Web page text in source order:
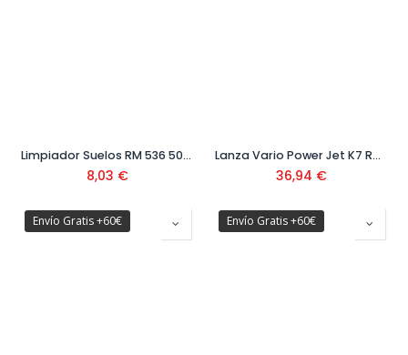
Limpiador Suelos RM 536 500 ML Ref. 6.295-944.0
8,03 €
Lanza Vario Power Jet K7 Ref. 2.642.726.0
36,94 €
Envío Gratis +60€ Envío Gratis +60€